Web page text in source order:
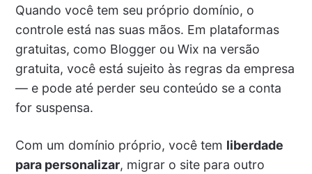
Quando você tem seu próprio domínio, o
controle está nas suas mãos. Em plataformas
gratuitas, como Blogger ou Wix na versão
gratuita, você está sujeito às regras da empresa
— e pode até perder seu conteúdo se a conta
for suspensa.
Com um domínio próprio, você tem liberdade
para personalizar, migrar o site para outro